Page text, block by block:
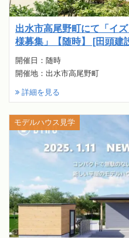
出水市高尾野町にて「イ
様募集」【随時】 [田頭建
開催日：随時
開催地：出水市高尾野町
詳細を見る
モデルハウス見学